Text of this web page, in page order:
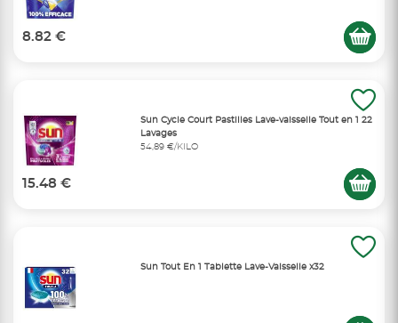
8.82 €
Sun Cycle Court Pastilles Lave-vaisselle Tout en 1 22
Lavages
54,89 €/KILO
15.48 €
Sun Tout En 1 Tablette Lave-Vaisselle x32